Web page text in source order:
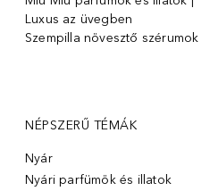
Luxus az üvegben
Szempilla növesztő szérumok
NÉPSZERŰ TÉMÁK
Nyár
Nyári parfümök és illatok